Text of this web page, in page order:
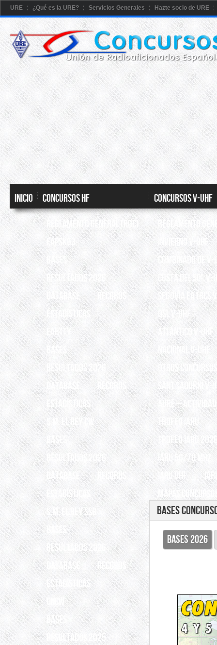
URE ¿Qué es la URE? Servicios Generales Hazte socio de URE
Inicio
CONCURSOS HF
Reglamento General (RGC)
EAPSK63
BASES
RESULTADOS 2026
Database
Records
ESTADÍSTICAS
EARTTY
BASES
RESULTADOS 2026
Database
Records
ESTADÍSTICAS
S.M. EL REY CW
BASES
RESULTADOS 2026
Database
Records
ESTADÍSTICAS
S.M. EL REY SSB
BASES
RESULTADOS 2026
Database
Records
ESTADÍSTICAS
CNCW
BASES
RESULTADOS 2025
CONCURSOS V-UHF
REGLAMENTO
INVIERNO V-UHF
Combinado de V-
Costa del Sol V-
Segovia EA1RCS
QSL V-UHF
Atlántico V-UHF
Nacional V-UHF
OTROS CONCURSOS
Sant Sadurní V-
AURE – Actividad
TROFEO IARU
TROFEO IARU
IARU 50/70 Mhz
IARU VHF
Mapas
Bases
BASES 2026